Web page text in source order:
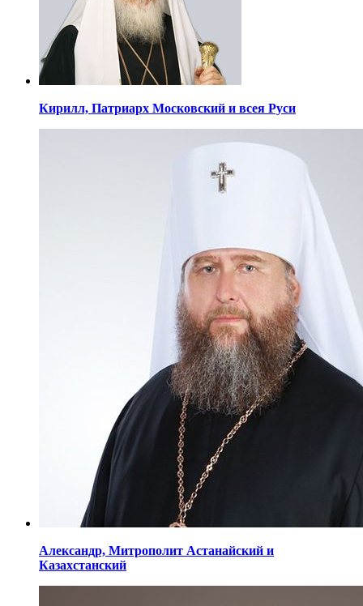
Кирилл, Патриарх Московский и всея Руси
Александр, Митрополит Астанайский и
Казахстанский